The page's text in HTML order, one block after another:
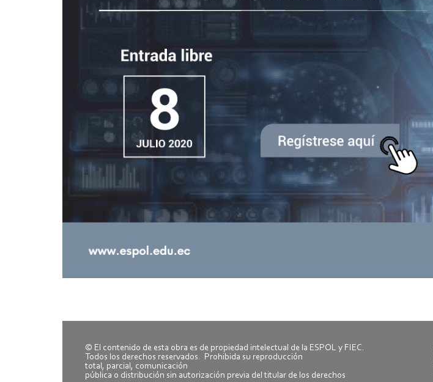
© El contenido de esta obra es de propiedad intelectual de la ESPOL y FIEC.
Todos los derechos reservados. Prohibida su reproducción
total, parcial, comunicación
pública o distribución sin autorización previa del titular de los derechos